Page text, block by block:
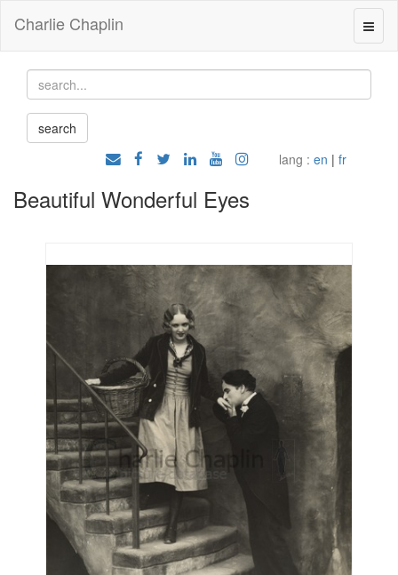
Charlie Chaplin
lang : en | fr
Beautiful Wonderful Eyes